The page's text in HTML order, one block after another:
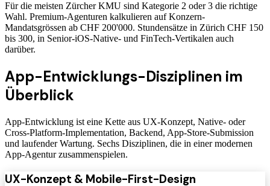
Für die meisten Zürcher KMU sind Kategorie 2 oder 3 die richtige
Wahl. Premium-Agenturen kalkulieren auf Konzern-
Mandatsgrössen ab CHF 200'000. Stundensätze in Zürich CHF 150
bis 300, in Senior-iOS-Native- und FinTech-Vertikalen auch
darüber.
App-Entwicklungs-Disziplinen im
Überblick
App-Entwicklung ist eine Kette aus UX-Konzept, Native- oder
Cross-Platform-Implementation, Backend, App-Store-Submission
und laufender Wartung. Sechs Disziplinen, die in einer modernen
App-Agentur zusammenspielen.
UX-Konzept & Mobile-First-Design